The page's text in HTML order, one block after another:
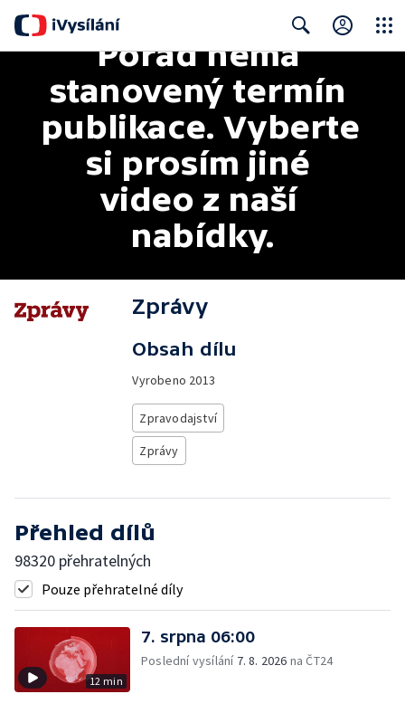
Search
Pořad nemá
stanovený termín
publikace. Vyberte
si prosím jiné
video z naší
nabídky.
Zprávy
Obsah dílu
Vyrobeno 2013
Zpravodajství
Zprávy
Přehled dílů
98320 přehratelných
Pouze přehratelné díly
12 min
7. srpna 06:00
Poslední vysílání 7. 8. 2026 na ČT24